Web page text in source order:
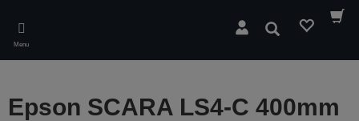
main
content
Menu
Søg
Epson SCARA LS4-C 400mm